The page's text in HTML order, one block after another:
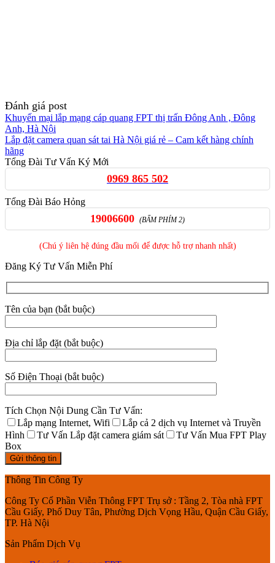
Đánh giá post
Khuyến mại lắp mạng cáp quang FPT thị trấn Đông Anh , Đông
Anh, Hà Nội
Lắp đặt camera quan sát tai Hà Nội giá rẻ – Cam kết hàng chính
hãng
Tổng Đài Tư Vấn Ký Mới
0969 865 502
Tổng Đài Báo Hỏng
19006600 (BẤM PHÍM 2)
(Chú ý liên hệ đúng đầu mối để được hỗ trợ nhanh nhất)
Đăng Ký Tư Vấn Miễn Phí
Tên của bạn (bắt buộc)
Địa chỉ lắp đặt (bắt buộc)
Số Điện Thoại (bắt buộc)
Tích Chọn Nội Dung Cần Tư Vấn:
Lắp mạng Internet, Wifi
Lắp cả 2 dịch vụ Internet và Truyền
Hình
Tư Vấn Lắp đặt camera giám sát
Tư Vấn Mua FPT Play
Box
Thông Tin Công Ty
Công Ty Cổ Phần Viễn Thông FPT Trụ sở : Tầng 2, Tòa nhà FPT
Cầu Giấy, Phố Duy Tân, Phường Dịch Vọng Hầu, Quận Cầu Giấy,
TP. Hà Nội
Sản Phẩm Dịch Vụ